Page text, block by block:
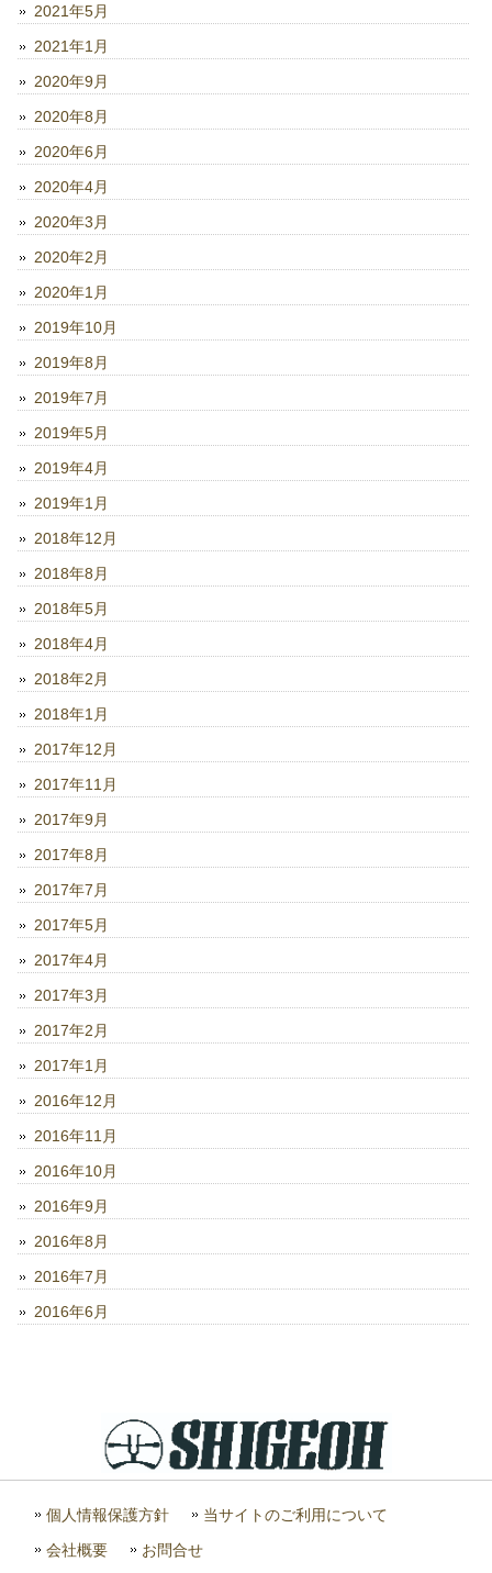
2021年5月
2021年1月
2020年9月
2020年8月
2020年6月
2020年4月
2020年3月
2020年2月
2020年1月
2019年10月
2019年8月
2019年7月
2019年5月
2019年4月
2019年1月
2018年12月
2018年8月
2018年5月
2018年4月
2018年2月
2018年1月
2017年12月
2017年11月
2017年9月
2017年8月
2017年7月
2017年5月
2017年4月
2017年3月
2017年2月
2017年1月
2016年12月
2016年11月
2016年10月
2016年9月
2016年8月
2016年7月
2016年6月
個人情報保護方針 当サイトのご利用について
会社概要 お問合せ